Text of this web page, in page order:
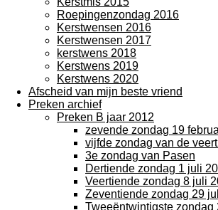
Roepingenzondag 2016
Kerstwensen 2016
Kerstwensen 2017
kerstwens 2018
Kerstwens 2019
Kerstwens 2020
Afscheid van mijn beste vriend
Preken archief
Preken B jaar 2012
zevende zondag 19
vijfde zondag van de
3e zondag van Pasen
Dertiende zondag 1 juli
Veertiende zondag 8 juli
Zeventiende zondag 29
Tweeëntwintigste zondag